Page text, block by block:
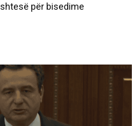
shtesë për bisedime